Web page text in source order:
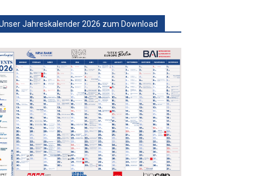
Jahreskalender 2026 zum Download